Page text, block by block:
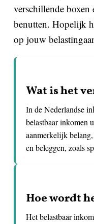
verschillende
benutten. Hopelijk
op jouw
Wat is het
In de Nederlandse
belastbaar inkomen
aanmerkelijk
en beleggen, zoals
Hoe wordt
Het belastbaar